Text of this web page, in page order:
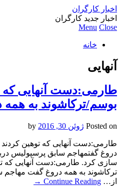
اخبار کارگران
اخبار جدید کارگران
Menu Close
خانه
آنهایی
طارمی:دست آنهایی که
بوسم/ترکاشوند به
Posted on ژوئن 30, 2016
طارمی:دست آنهایی که توهین
دروغ گفتمهاجم سابق پرسپولیس
سازی کرد. طارمی:دست آنهایی که
ترکاشوند به همه دروغ گفت مهاجم
از… Continue Reading
→